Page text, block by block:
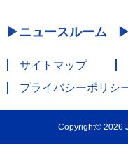
ニュースルーム
サイトマップ
プライバシーポリシ
Copyright© 2026